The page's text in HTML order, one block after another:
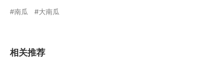
南瓜 大南瓜
相关推荐